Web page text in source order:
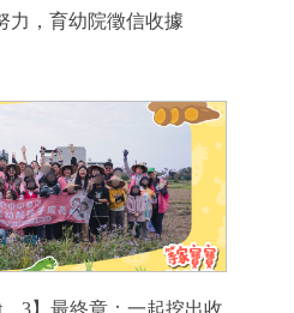
力，育幼院徵信收據